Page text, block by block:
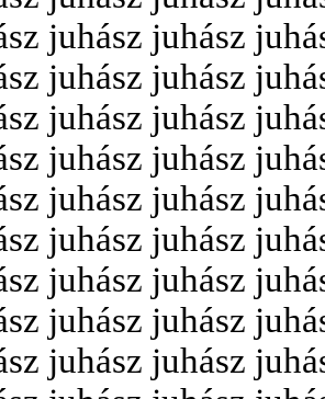
juhász juhász
juhász juhász
juhász juhász
juhász juhász
juhász juhász
juhász juhász
juhász juhász
juhász juhász
juhász juhász